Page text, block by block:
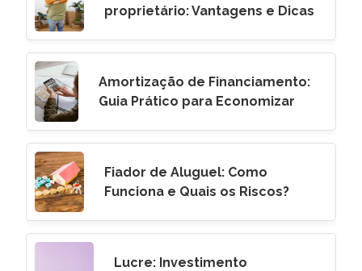
proprietário: Vantagens e Dicas
Amortização de Financiamento:
Guia Prático para Economizar
Fiador de Aluguel: Como
Funciona e Quais os Riscos?
Lucre: Investimento